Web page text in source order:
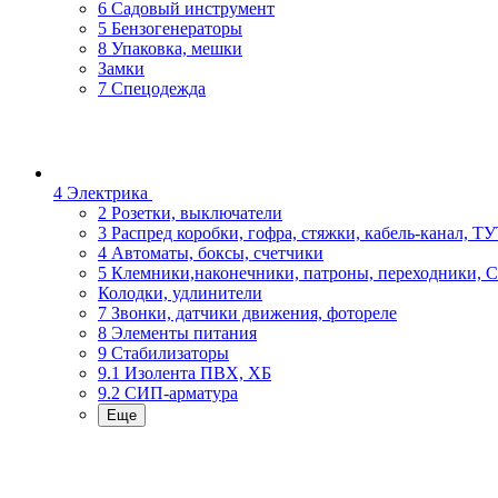
6 Садовый инструмент
5 Бензогенераторы
8 Упаковка, мешки
Замки
7 Спецодежда
4 Электрика
2 Розетки, выключатели
3 Распред коробки, гофра, стяжки, кабель-канал,
4 Автоматы, боксы, счетчики
5 Клемники,наконечники, патроны, переходники,
Колодки, удлинители
7 Звонки, датчики движения, фотореле
8 Элементы питания
9 Стабилизаторы
9.1 Изолента ПВХ, ХБ
9.2 СИП-арматура
Еще